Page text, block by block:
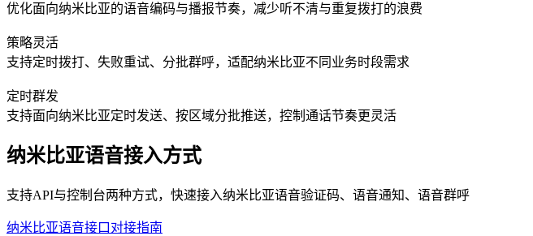
优化面向纳米比亚的语音编码与播报节奏，减少听不清与重复拨打的浪费
策略灵活
支持定时拨打、失败重试、分批群呼，适配纳米比亚不同业务时段需求
定时群发
支持面向纳米比亚定时发送、按区域分批推送，控制通话节奏更灵活
纳米比亚语音接入方式
支持API与控制台两种方式，快速接入纳米比亚语音验证码、语音通知、语音群呼
纳米比亚语音接口对接指南